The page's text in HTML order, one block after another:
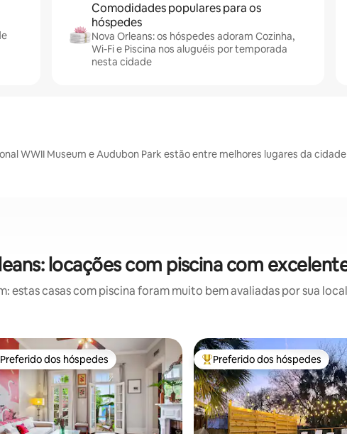
Comodidades populares para os
hóspedes
Nova Orleans: os hóspedes adoram Cozinha,
Wi-Fi e Piscina nos aluguéis por temporada
nesta cidade
WWII Museum e Audubon Park estão entre melhores lugares da cidade
locações com piscina com
estas casas com piscina foram muito bem avaliadas por sua
os melhores preferidos dos hóspedes
Preferido dos hóspedes Entre os melhores preferidos
Preferido dos hóspedes